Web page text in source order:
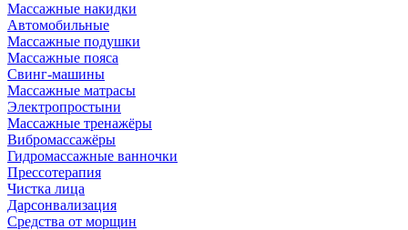
Массажные накидки
Автомобильные
Массажные подушки
Массажные пояса
Свинг-машины
Массажные матрасы
Электропростыни
Массажные тренажёры
Вибромассажёры
Гидромассажные ванночки
Прессотерапия
Чистка лица
Дарсонвализация
Средства от морщин